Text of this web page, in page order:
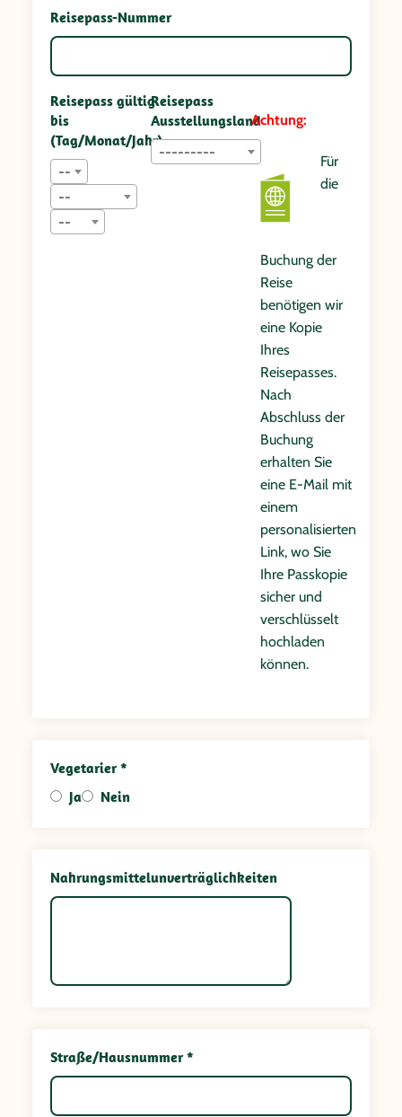
Reisepass-Nummer
Reisepass gültig
bis
(Tag/Monat/Jahr)
--
--
--
Reisepass
Ausstellungsland
---------
Achtung:
Für
die
Buchung der
Reise
benötigen wir
eine Kopie
Ihres
Reisepasses.
Nach
Abschluss der
Buchung
erhalten Sie
eine E-Mail mit
einem
personalisierten
Link, wo Sie
Ihre Passkopie
sicher und
verschlüsselt
hochladen
können.
Vegetarier *
Ja
Nein
Nahrungsmittelunverträglichkeiten
Straße/Hausnummer *